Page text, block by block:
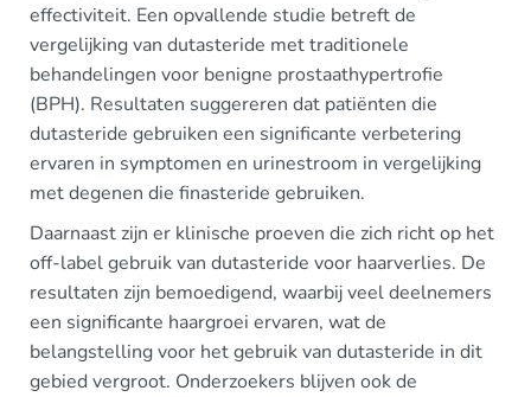
effectiviteit. Een opvallende studie betreft de
vergelijking van dutasteride met traditionele
behandelingen voor benigne prostaathypertrofie
(BPH). Resultaten suggereren dat patiënten die
dutasteride gebruiken een significante verbetering
ervaren in symptomen en urinestroom in vergelijking
met degenen die finasteride gebruiken.
Daarnaast zijn er klinische proeven die zich richt op het
off-label gebruik van dutasteride voor haarverlies. De
resultaten zijn bemoedigend, waarbij veel deelnemers
een significante haargroei ervaren, wat de
belangstelling voor het gebruik van dutasteride in dit
gebied vergroot. Onderzoekers blijven ook de